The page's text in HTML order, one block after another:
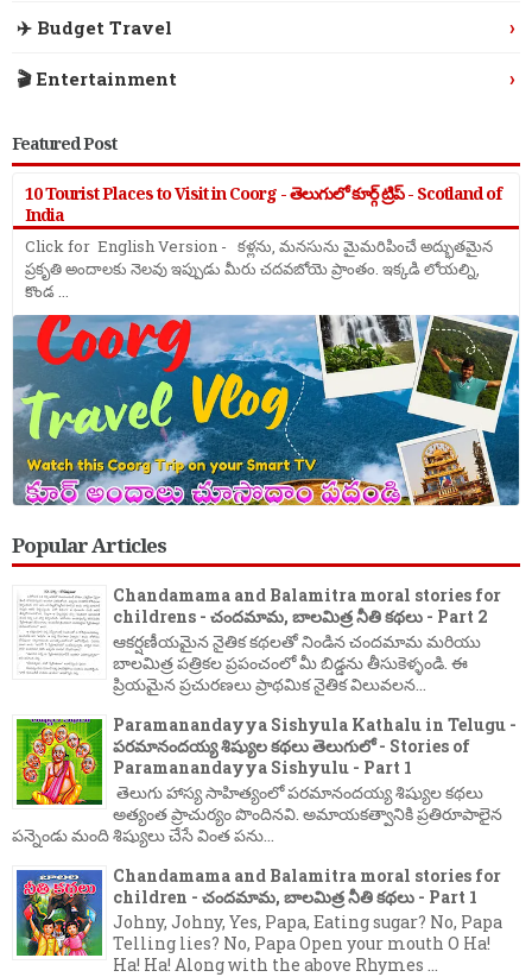
✈️ Budget Travel ›
🎬 Entertainment ›
Featured Post
10 Tourist Places to Visit in Coorg - తెలుగులో కూర్గ్ ట్రిప్ - Scotland of
India
Click for English Version - కళ్లను, మనసును మైమరిపించే అద్భుతమైన
ప్రకృతి అందాలకు నెలవు ఇప్పుడు మీరు చదవబోయె ప్రాంతం. ఇక్కడి లోయల్ని,
కొండ ...
Popular Articles
Chandamama and Balamitra moral stories for
childrens - చందమామ, బాలమిత్ర నీతి కథలు - Part 2
ఆకర్షణీయమైన నైతిక కథలతో నిండిన చందమామ మరియు
బాలమిత్ర పత్రికల ప్రపంచంలో మీ బిడ్డను తీసుకెళ్ళండి. ఈ
ప్రియమైన ప్రచురణలు ప్రాథమిక నైతిక విలువలన...
Paramanandayya Sishyula Kathalu in Telugu -
పరమానందయ్య శిష్యుల కథలు తెలుగులో - Stories of
Paramanandayya Sishyulu - Part 1
తెలుగు హాస్య సాహిత్యంలో పరమానందయ్య శిష్యుల కథలు
అత్యంత ప్రాచుర్యం పొందినవి. అమాయకత్వానికి ప్రతిరూపాలైన
పన్నెండు మంది శిష్యులు చేసే వింత పను...
Chandamama and Balamitra moral stories for
children - చందమామ, బాలమిత్ర నీతి కథలు - Part 1
Johny, Johny, Yes, Papa, Eating sugar? No, Papa
Telling lies? No, Papa Open your mouth O Ha!
Ha! Ha! Along with the above Rhymes ...